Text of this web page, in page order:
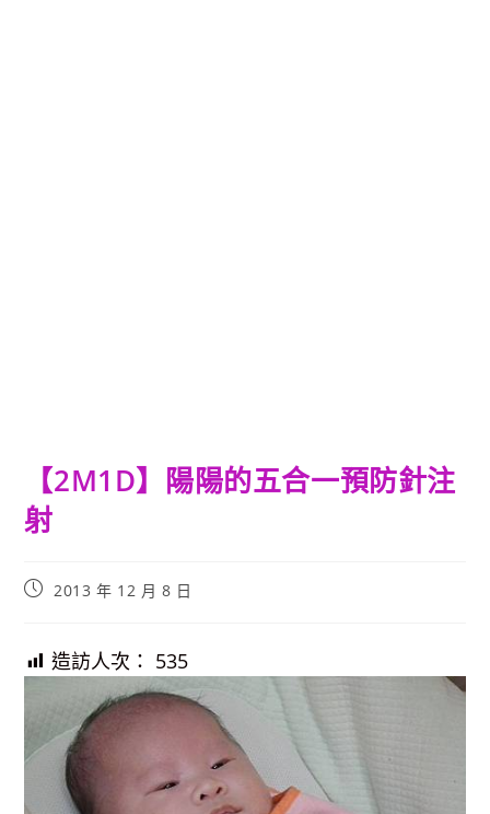
【2M1D】陽陽的五合一預防針注
射
Post2013 年 12 月 8 日
造訪人次： 535